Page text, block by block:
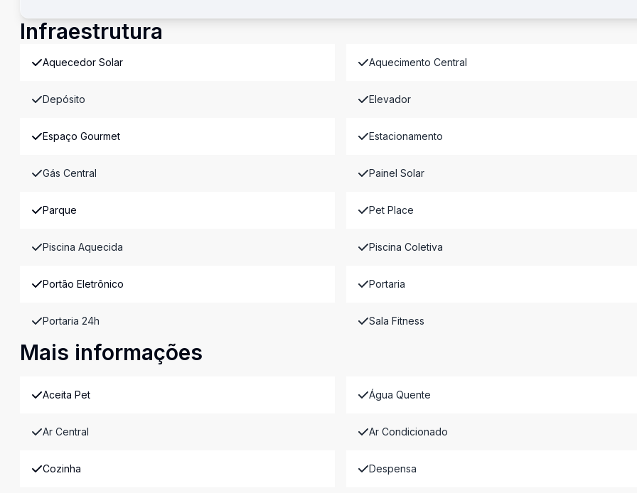
Infraestrutura
Aquecedor Solar Aquecimento Central
Depósito Elevador
Espaço Gourmet Estacionamento
Gás Central Painel Solar
Parque Pet Place
Piscina Aquecida Piscina Coletiva
Portão Eletrônico Portaria
Portaria 24h Sala Fitness
Mais informações
Aceita Pet Água Quente
Ar Central Ar Condicionado
Cozinha Despensa